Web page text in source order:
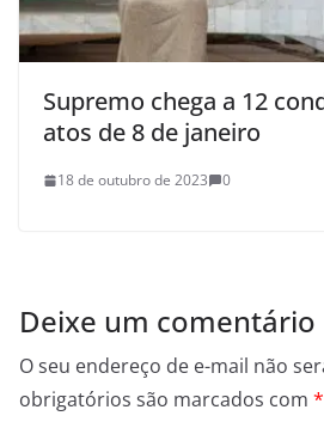
Supremo chega a 12
atos de 8 de janeiro
18 de outubro de 2023 0
Deixe um comentário
O seu endereço de e-mail não
obrigatórios são marcados com *